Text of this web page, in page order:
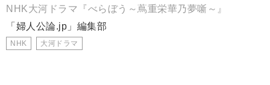
NHK大河ドラマ『べらぼう～蔦重栄華乃夢噺～』
「婦人公論.jp」編集部
NHK 大河ドラマ